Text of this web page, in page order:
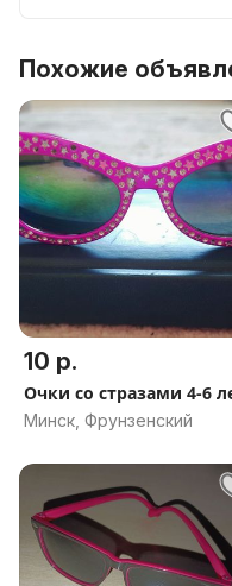
Похожие
10 р.
Очки со стразами 4-6
Минск, Фрунзенский